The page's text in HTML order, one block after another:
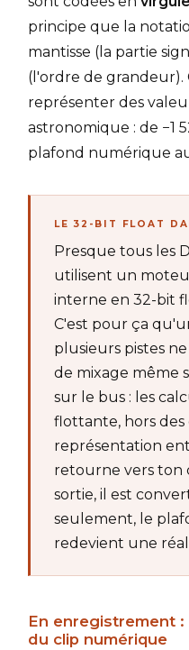
principe que la
mantisse (la partie
(l'ordre de grandeur).
représenter des
astronomique : de −1
plafond numérique
LE 32-BIT FLOAT
Presque tous les
utilisent un
interne en 32-bit
C'est pour ça
plusieurs pistes
de mixage même
sur le bus : les
flottante, hors des
représentation
retourne vers ton
sortie, il est
seulement, le
redevient une
En enregistrement
du clip numérique